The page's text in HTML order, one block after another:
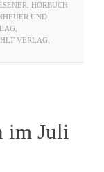
HÖRBUCH
UND
VERLAG
im Juli